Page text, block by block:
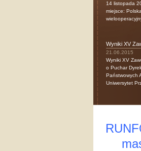
14 listopada
miejsce:
Wyniki XV
21.06.2015
Wyniki XV
o Puchar
Państwowych
Uniwersytet